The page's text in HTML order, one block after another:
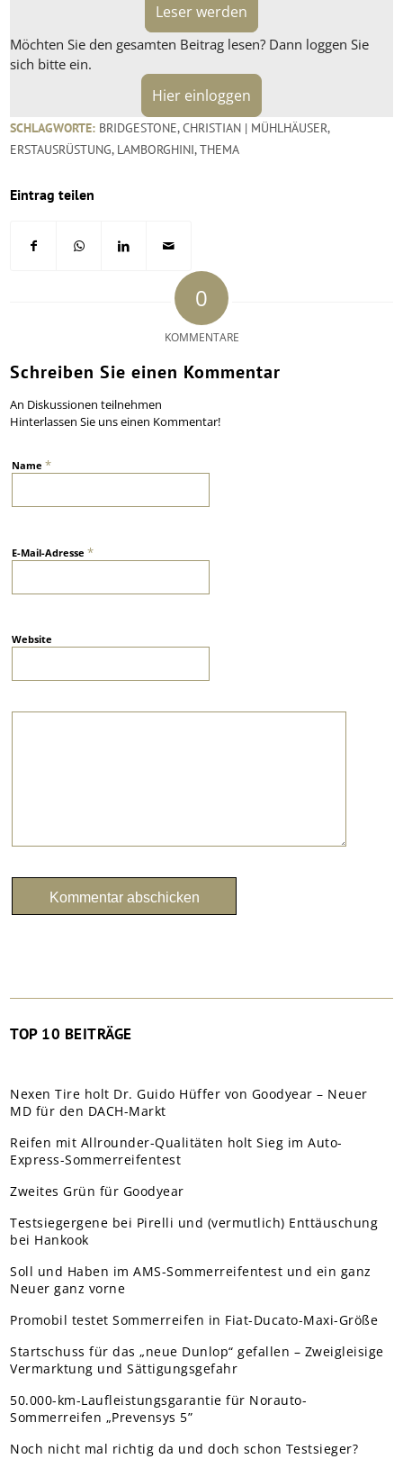
Leser werden
Möchten Sie den gesamten Beitrag lesen? Dann loggen Sie
sich bitte ein.
Hier einloggen
SCHLAGWORTE: BRIDGESTONE,CHRISTIAN | MÜHLHÄUSER,
ERSTAUSRÜSTUNG, LAMBORGHINI,THEMA
Eintrag teilen
0
KOMMENTARE
Schreiben Sie einen Kommentar
An Diskussionen teilnehmen
Hinterlassen Sie uns einen Kommentar!
Name*
E-Mail-Adresse*
Website
TOP 10 BEITRÄGE
Nexen Tire holt Dr. Guido Hüffer von Goodyear – Neuer
MD für den DACH-Markt
Reifen mit Allrounder-Qualitäten holt Sieg im Auto-
Express-Sommerreifentest
Zweites Grün für Goodyear
Testsiegergene bei Pirelli und (vermutlich) Enttäuschung
bei Hankook
Soll und Haben im AMS-Sommerreifentest und ein ganz
Neuer ganz vorne
Promobil testet Sommerreifen in Fiat-Ducato-Maxi-Größe
Startschuss für das „neue Dunlop“ gefallen – Zweigleisige
Vermarktung und Sättigungsgefahr
50.000-km-Laufleistungsgarantie für Norauto-
Sommerreifen „Prevensys 5”
Noch nicht mal richtig da und doch schon Testsieger?